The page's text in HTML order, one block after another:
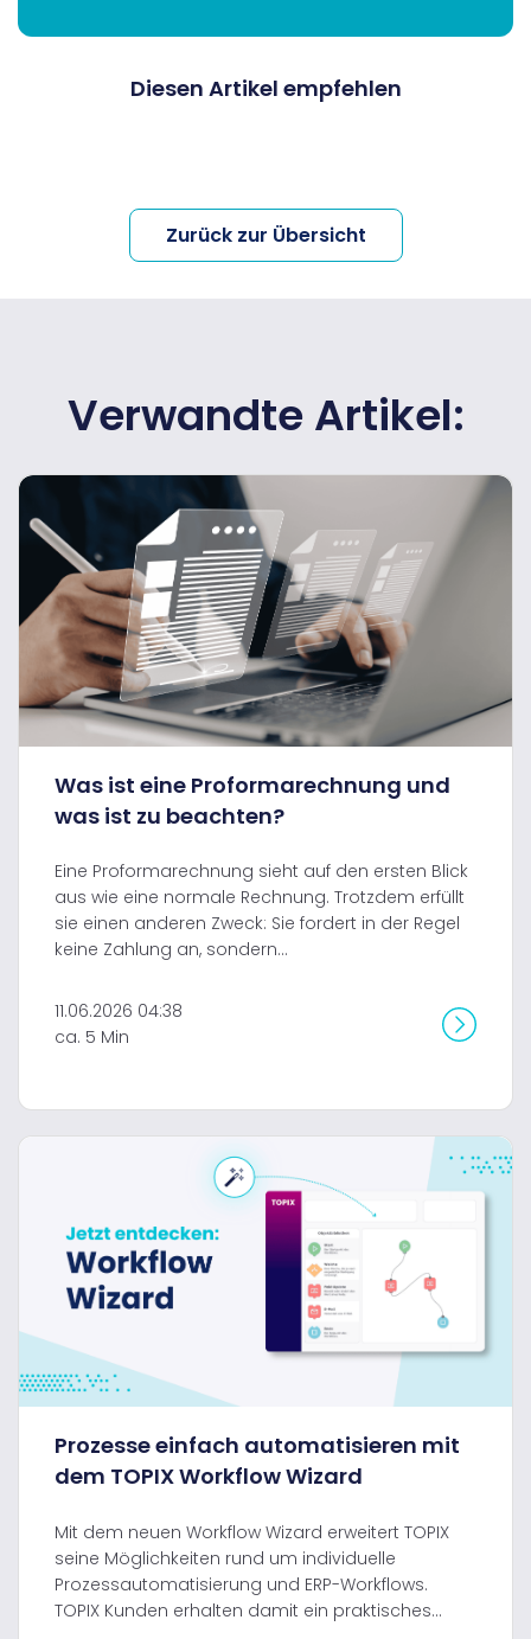
Diesen Artikel empfehlen
Zurück zur Übersicht
Verwandte Artikel:
Was ist eine Proformarechnung und
was ist zu beachten?
Eine Proformarechnung sieht auf den ersten Blick
aus wie eine normale Rechnung. Trotzdem erfüllt
sie einen anderen Zweck: Sie fordert in der Regel
keine Zahlung an, sondern...
11.06.2026 04:38
ca. 5 Min
Prozesse einfach automatisieren mit
dem TOPIX Workflow Wizard
Mit dem neuen Workflow Wizard erweitert TOPIX
seine Möglichkeiten rund um individuelle
Prozessautomatisierung und ERP-Workflows.
TOPIX Kunden erhalten damit ein praktisches...